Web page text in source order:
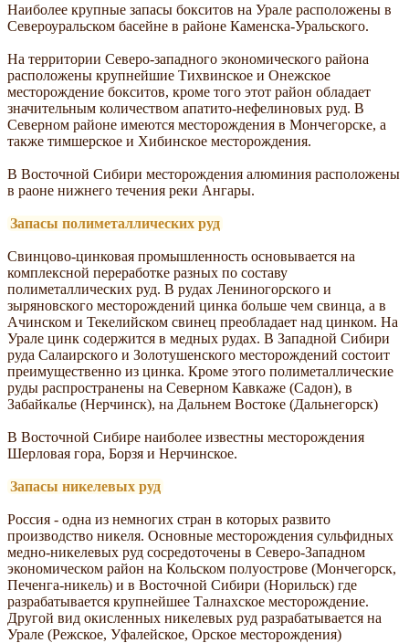
Наиболее крупные запасы бокситов на Урале расположены в
Североуральском басейне в районе Каменска-Уральского.
На территории Северо-западного экономического района
расположены крупнейшие Тихвинское и Онежское
месторождение бокситов, кроме того этот район обладает
значительным количеством апатито-нефелиновых руд. В
Северном районе имеются месторождения в Мончегорске, а
также тимшерское и Хибинское месторождения.
В Восточной Сибири месторождения алюминия расположены
в раоне нижнего течения реки Ангары.
Запасы полиметаллических руд
Свинцово-цинковая промышленность основывается на
комплексной переработке разных по составу
полиметаллических руд. В рудах Лениногорского и
зыряновского месторождений цинка больше чем свинца, а в
Ачинском и Текелийском свинец преобладает над цинком. На
Урале цинк содержится в медных рудах. В Западной Сибири
руда Салаирского и Золотушенского месторождений состоит
преимущественно из цинка. Кроме этого полиметаллические
руды распространены на Северном Кавкаже (Садон), в
Забайкалье (Нерчинск), на Дальнем Востоке (Дальнегорск)
В Восточной Сибире наиболее известны месторождения
Шерловая гора, Борзя и Нерчинское.
Запасы никелевых руд
Россия - одна из немногих стран в которых развито
производство никеля. Основные месторождения сульфидных
медно-никелевых руд сосредоточены в Северо-Западном
экономическом район на Кольском полуострове (Мончегорск,
Печенга-никель) и в Восточной Сибири (Норильск) где
разрабатывается крупнейшее Талнахское месторождение.
Другой вид окисленных никелевых руд разрабатывается на
Урале (Режское, Уфалейское, Орское месторождения)